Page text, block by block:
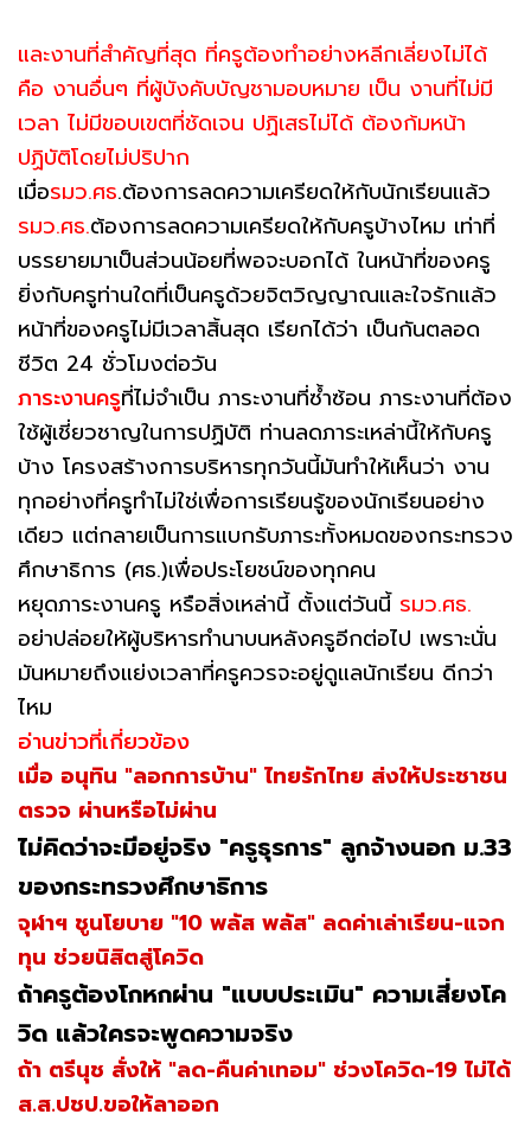
และงานที่สำคัญที่สุด ที่ครูต้องทำอย่างหลีกเลี่ยงไม่ได้
คือ งานอื่นๆ ที่ผู้บังคับบัญชามอบหมาย เป็น งานที่ไม่มี
เวลา ไม่มีขอบเขตที่ชัดเจน ปฏิเสธไม่ได้ ต้องก้มหน้า
ปฏิบัติโดยไม่ปริปาก
เมื่อรมว.ศธ.ต้องการลดความเครียดให้กับนักเรียนแล้ว
รมว.ศธ.ต้องการลดความเครียดให้กับครูบ้างไหม เท่าที่
บรรยายมาเป็นส่วนน้อยที่พอจะบอกได้ ในหน้าที่ของครู
ยิ่งกับครูท่านใดที่เป็นครูด้วยจิตวิญญาณและใจรักแล้ว
หน้าที่ของครูไม่มีเวลาสิ้นสุด เรียกได้ว่า เป็นกันตลอด
ชีวิต 24 ชั่วโมงต่อวัน
ภาระงานครูที่ไม่จำเป็น ภาระงานที่ซ้ำซ้อน ภาระงานที่ต้อง
ใช้ผู้เชี่ยวชาญในการปฏิบัติ ท่านลดภาระเหล่านี้ให้กับครู
บ้าง โครงสร้างการบริหารทุกวันนี้มันทำให้เห็นว่า งาน
ทุกอย่างที่ครูทำไม่ใช่เพื่อการเรียนรู้ของนักเรียนอย่าง
เดียว แต่กลายเป็นการแบกรับภาระทั้งหมดของกระทรวง
ศึกษาธิการ (ศธ.)เพื่อประโยชน์ของทุกคน
หยุดภาระงานครู หรือสิ่งเหล่านี้ ตั้งแต่วันนี้ รมว.ศธ.
อย่าปล่อยให้ผู้บริหารทำนาบนหลังครูอีกต่อไป เพราะนั่น
มันหมายถึงแย่งเวลาที่ครูควรจะอยู่ดูแลนักเรียน ดีกว่า
ไหม
อ่านข่าวที่เกี่ยวข้อง
เมื่อ อนุทิน "ลอกการบ้าน" ไทยรักไทย ส่งให้ประชาชน
ตรวจ ผ่านหรือไม่ผ่าน
ไม่คิดว่าจะมีอยู่จริง "ครูธุรการ" ลูกจ้างนอก ม.33
ของกระทรวงศึกษาธิการ
จุฬาฯ ชูนโยบาย "10 พลัส พลัส" ลดค่าเล่าเรียน-แจก
ทุน ช่วยนิสิตสู่โควิด
ถ้าครูต้องโกหกผ่าน "แบบประเมิน" ความเสี่ยงโค
วิด แล้วใครจะพูดความจริง
ถ้า ตรีนุช สั่งให้ "ลด-คืนค่าเทอม" ช่วงโควิด-19 ไม่ได้
ส.ส.ปชป.ขอให้ลาออก